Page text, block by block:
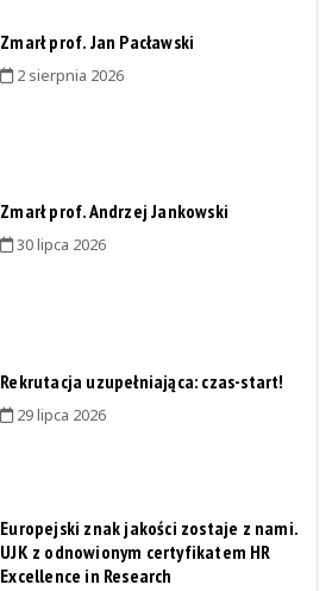
Zmarł prof. Jan Pacławski
2 sierpnia 2026
Zmarł prof. Andrzej Jankowski
30 lipca 2026
Rekrutacja uzupełniająca: czas-start!
29 lipca 2026
Europejski znak jakości zostaje z nami.
UJK z odnowionym certyfikatem HR
Excellence in Research